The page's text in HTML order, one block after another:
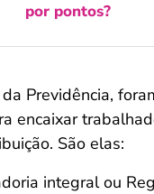
por pontos?
Previdência,
encaixar
São elas:
integral ou